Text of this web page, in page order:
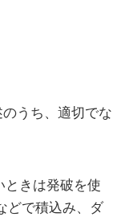
のうち、適切でな
ときは発破を使
どで積込み、ダ